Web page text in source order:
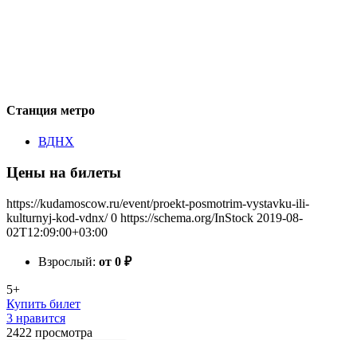
Станция метро
ВДНХ
Цены на билеты
https://kudamoscow.ru/event/proekt-posmotrim-vystavku-ili-
kulturnyj-kod-vdnx/ 0 https://schema.org/InStock 2019-08-
02T12:09:00+03:00
Взрослый: от 0 ₽
5+
Купить билет
3 нравится
2422 просмотра